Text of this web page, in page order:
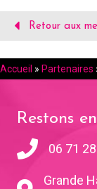
Retour aux
Accueil » Partenaires
Restons
06 71
Grande